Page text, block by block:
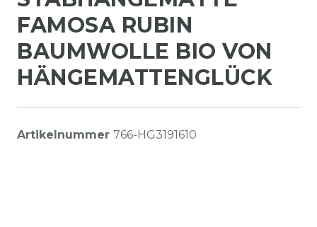
FAMOSA RUBIN
BAUMWOLLE BIO VON
HÄNGEMATTENGLÜCK
Artikelnummer 766-HG3191610